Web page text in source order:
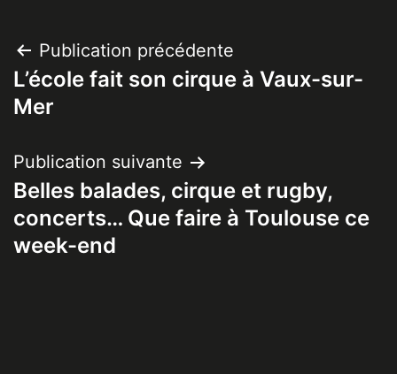
Navigation
de
Publication précédente
L’école fait son cirque à Vaux-sur-
Mer
Publication suivante
Belles balades, cirque et rugby,
concerts… Que faire à Toulouse ce
week-end